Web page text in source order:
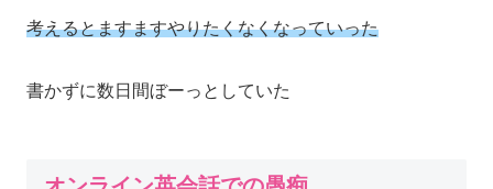
考えるとますますやりたくなくなっていった
書かずに数日間ぼーっとしていた